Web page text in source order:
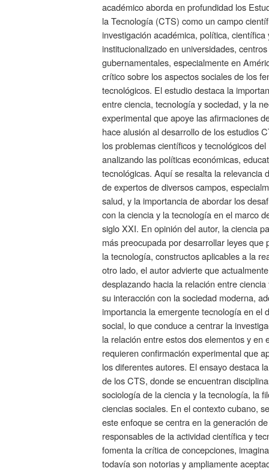
académico aborda en profundidad los
la Tecnología (CTS) como un campo
investigación académica, política,
institucionalizado en universidades,
gubernamentales, especialmente en
crítico sobre los aspectos sociales de los
tecnológicos. El estudio destaca la
entre ciencia, tecnología y sociedad, y la
experimental que apoye las afirmaciones
hace alusión al desarrollo de los estudios
los problemas científicos y tecnológicos
analizando las políticas económicas,
tecnológicas. Aquí se resalta la relevancia
de expertos de diversos campos,
salud, y la importancia de abordar los
con la ciencia y la tecnología en el marco
siglo XXI. En opinión del autor, la ciencia
más preocupada por desarrollar leyes que
la tecnología, constructos aplicables a la
otro lado, el autor advierte que
desplazando hacia la relación entre
su interacción con la sociedad moderna,
importancia la emergente tecnología en el
social, lo que conduce a centrar la
la relación entre estos dos elementos y en
requieren confirmación experimental que
los diferentes autores. El ensayo destaca
de los CTS, donde se encuentran
sociología de la ciencia y la tecnología, la
ciencias sociales. En el contexto cubano,
este enfoque se centra en la generación
responsables de la actividad científica y
fomenta la crítica de concepciones,
todavía son notorias y ampliamente